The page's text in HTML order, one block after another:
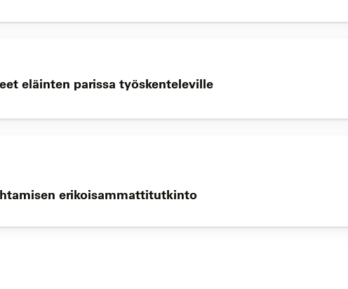
eläinten parissa työskenteleville
erikoisammattitutkinto